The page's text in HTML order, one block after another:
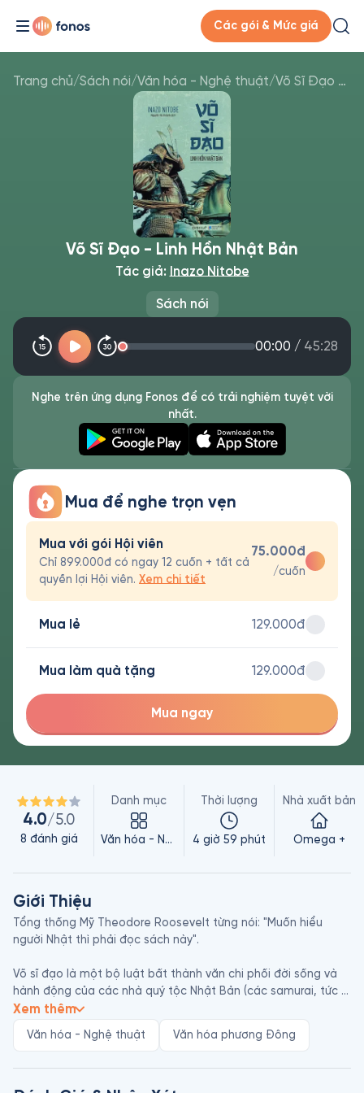
Các gói & Mức giá
Trang chủ/Sách nói/Văn hóa - Nghệ thuật/ Võ Sĩ Đạo - Linh Hồn Nhật Bản
Sách nói
Võ Sĩ Đạo - Linh Hồn Nhật Bản
Tác giả: Inazo Nitobe
00:00 / 45:28
Nghe trên ứng dụng Fonos để có trải nghiệm tuyệt vời
nhất.
Mua để nghe trọn vẹn
Mua với gói Hội viên
Chỉ 899.000đ có ngay 12 cuốn + tất cả
quyền lợi Hội viên. Xem chi tiết
75.000đ
/cuốn
Mua lẻ 129.000đ
Mua làm quà tặng 129.000đ
Mua ngay
4.0/5.0
8 đánh giá
Danh mục
Văn hóa - Nghệ thuật
Thời lượng
4 giờ 59 phút
Nhà xuất bản
Omega +
Giới Thiệu
Tổng thống Mỹ Theodore Roosevelt từng nói: "Muốn hiểu
người Nhật thì phải đọc sách này".
Võ sĩ đạo là một bộ luật bất thành văn chi phối đời sống và
hành động của các nhà quý tộc Nhật Bản (các samurai, tức
thị vệ của các lãnh chúa)… Giới samurai trau dồi võ nghệ, họ
và nỗi đau đớn.
Xem thêm
Văn hóa - Nghệ thuật Văn hóa phương Đông